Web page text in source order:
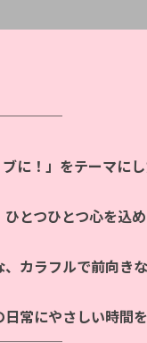
に！」をテーマに
とつひとつ心を込め
カラフルで前向き
常にやさしい時間